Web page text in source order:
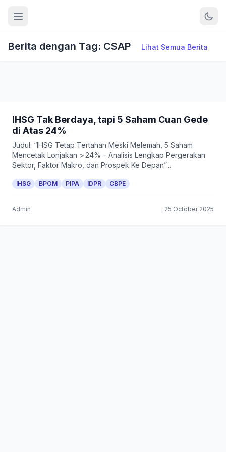
Berita dengan Tag: CSAP Lihat Semua Berita
IHSG Tak Berdaya, tapi 5 Saham Cuan Gede
di Atas 24%
Judul: “IHSG Tetap Tertahan Meski Melemah, 5 Saham
Mencetak Lonjakan > 24% – Analisis Lengkap Pergerakan
Sektor, Faktor Makro, dan Prospek Ke Depan”...
IHSG BPOM PIPA IDPR CBPE
Admin 25 October 2025